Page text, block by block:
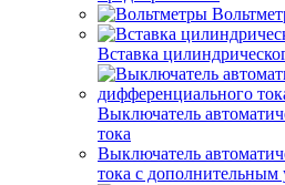
Вставка
Выключатель
тока
Выключатель
тока с дополнительным